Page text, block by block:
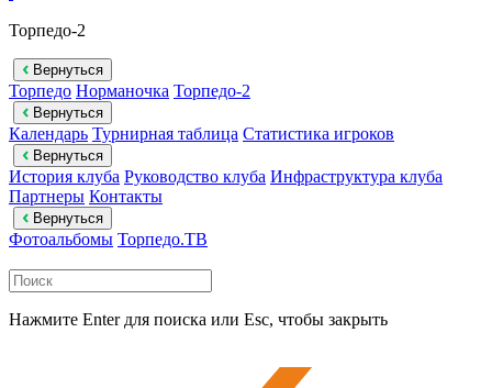
Торпедо-2
Вернуться
Торпедо Норманочка Торпедо-2
Вернуться
Календарь Турнирная таблица Статистика игроков
Вернуться
История клуба Руководство клуба Инфраструктура клуба
Партнеры Контакты
Вернуться
Фотоальбомы Торпедо.ТВ
Нажмите Enter для поиска или Esc, чтобы закрыть